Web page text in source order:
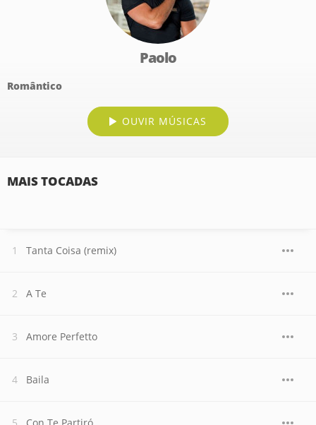
Paolo
Romântico
OUVIR MÚSICAS
MAIS TOCADAS
Tanta Coisa (remix)
A Te
Amore Perfetto
Baila